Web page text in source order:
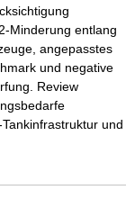
Minderung entlang
angepasstes
und negative
Review
und